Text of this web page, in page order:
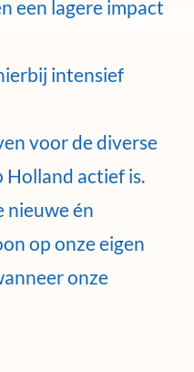
een lagere impact
intensief
voor de diverse
Holland actief is.
nieuwe én
op onze eigen
onze